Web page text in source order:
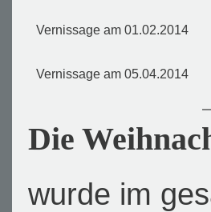
Vernissage am 01.02.2014
Vernissage am 05.04.2014
Die
wurde im